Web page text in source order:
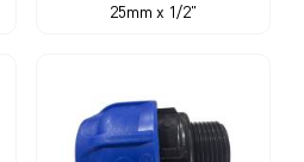
25mm x 1/2"